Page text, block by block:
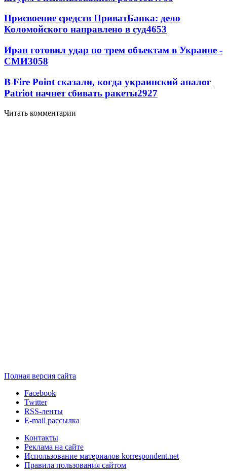
Присвоение средств ПриватБанка: дело
Коломойского направлено в суд4653
Иран готовил удар по трем объектам в Украине -
СМИ3058
В Fire Point сказали, когда украинский аналог
Patriot начнет сбивать ракеты2927
Читать комментарии
Полная версия сайта
Facebook
Twitter
RSS-ленты
E-mail рассылка
Контакты
Реклама на сайте
Использование материалов korrespondent.net
Правила пользования сайтом